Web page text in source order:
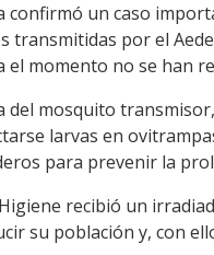
confirmó un caso
transmitidas por el
el momento no se han
mosquito
larvas en
para prevenir la
recibió un
su población y, con